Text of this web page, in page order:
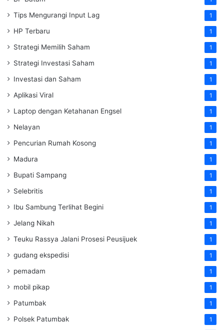
Tips Mengurangi Input Lag 1
HP Terbaru 1
Strategi Memilih Saham 1
Strategi Investasi Saham 1
Investasi dan Saham 1
Aplikasi Viral 1
Laptop dengan Ketahanan Engsel 1
Nelayan 1
Pencurian Rumah Kosong 1
Madura 1
Bupati Sampang 1
Selebritis 1
Ibu Sambung Terlihat Begini 1
Jelang Nikah 1
Teuku Rassya Jalani Prosesi Peusijuek 1
gudang ekspedisi 1
pemadam 1
mobil pikap 1
Patumbak 1
Polsek Patumbak 1